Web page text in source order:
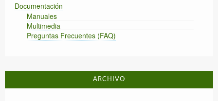
Documentación
Manuales
Multimedia
Preguntas Frecuentes (FAQ)
ARCHIVO